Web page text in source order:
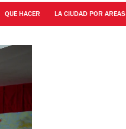
QUE HACER LA CIUDAD POR AREAS